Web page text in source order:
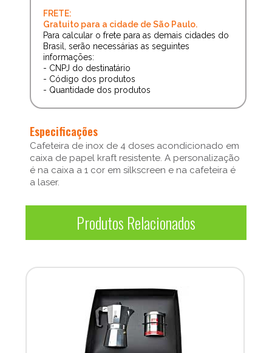
FRETE:
Gratuito para a cidade de São Paulo.
Para calcular o frete para as demais cidades do
Brasil, serão necessárias as seguintes
informações:
- CNPJ do destinatário
- Código dos produtos
- Quantidade dos produtos
Especificações
Cafeteira de inox de 4 doses acondicionado em
caixa de papel kraft resistente. A personalização
é na caixa a 1 cor em silkscreen e na cafeteira é
a laser.
Produtos Relacionados